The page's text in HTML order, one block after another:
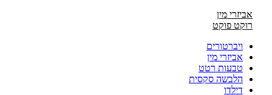
אביזרי מין
רוקט פוקט
ויברטורים
אביזרי מין
טבעות רטט
הלבשה סקסית
דילדו